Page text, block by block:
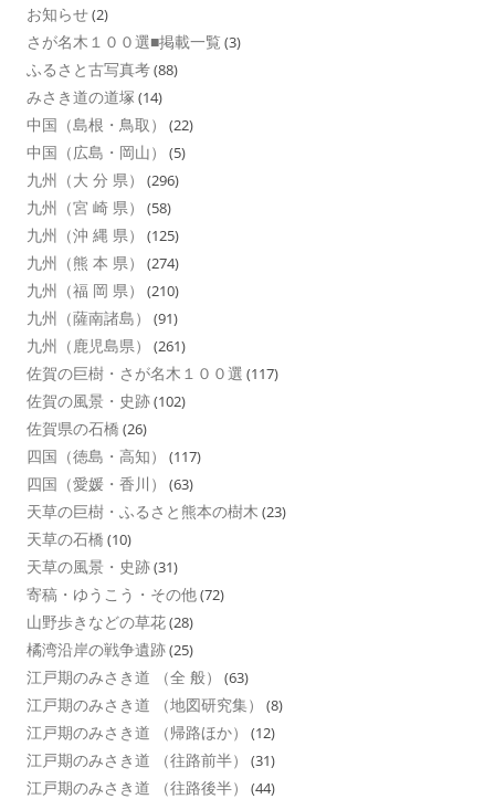
お知らせ(2)
さが名木１００選■掲載一覧 (3)
ふるさと古写真考(88)
みさき道の道塚 (14)
中国（島根・鳥取） (22)
中国（広島・岡山） (5)
九州（大 分 県） (296)
九州（宮 崎 県） (58)
九州（沖 縄 県） (125)
九州（熊 本 県） (274)
九州（福 岡 県） (210)
九州（薩南諸島） (91)
九州（鹿児島県） (261)
佐賀の巨樹・さが名木１００選 (117)
佐賀の風景・史跡(102)
佐賀県の石橋 (26)
四国（徳島・高知） (117)
四国（愛媛・香川） (63)
天草の巨樹・ふるさと熊本の樹木 (23)
天草の石橋 (10)
天草の風景・史跡(31)
寄稿・ゆうこう・その他(72)
山野歩きなどの草花(28)
橘湾沿岸の戦争遺跡(25)
江戸期のみさき道 （全 般） (63)
江戸期のみさき道 （地図研究集） (8)
江戸期のみさき道 （帰路ほか） (12)
江戸期のみさき道 （往路前半） (31)
江戸期のみさき道 （往路後半） (44)